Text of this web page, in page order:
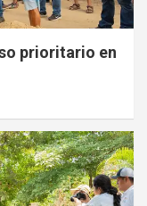
prioritario en